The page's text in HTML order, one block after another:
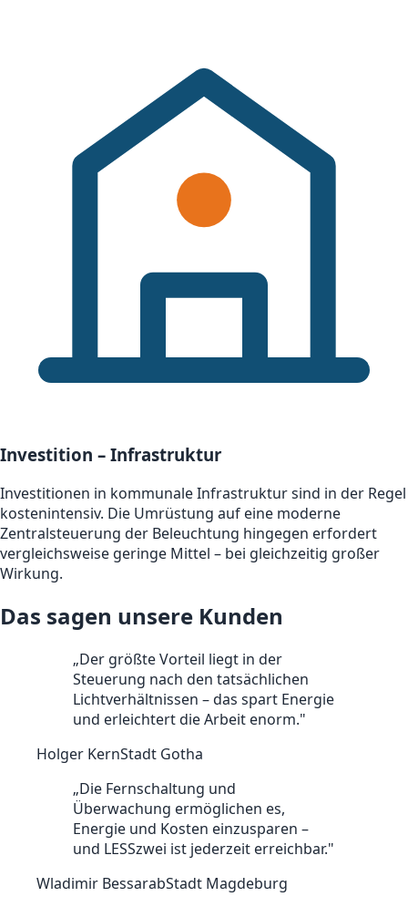
Investition – Infrastruktur
Investitionen in kommunale Infrastruktur sind in der Regel
kostenintensiv. Die Umrüstung auf eine moderne
Zentralsteuerung der Beleuchtung hingegen erfordert
vergleichsweise geringe Mittel – bei gleichzeitig großer
Wirkung.
Das sagen unsere Kunden
„Der größte Vorteil liegt in der
Steuerung nach den tatsächlichen
Lichtverhältnissen – das spart Energie
und erleichtert die Arbeit enorm."
Holger KernStadt Gotha
„Die Fernschaltung und
Überwachung ermöglichen es,
Energie und Kosten einzusparen –
und LESSzwei ist jederzeit erreichbar."
Wladimir BessarabStadt Magdeburg